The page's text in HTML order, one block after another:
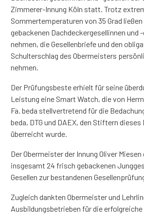
Zimmerer-Innung Köln statt. Trotz
Sommertemperaturen von 35 Grad
gebackenen Dachdeckergesellinnen und
nehmen, die Gesellenbriefe und den
Schulterschlag des Obermeisters
nehmen.
Der Prüfungsbeste erhielt für seine
Leistung eine Smart Watch, die von
Fa. beda stellvertretend für die
beda, DTG und DAEX, den Stiftern
überreicht wurde.
Der Obermeister der Innung Oliver
insgesamt 24 frisch gebackenen
Gesellen zur bestandenen
Zugleich dankten Obermeister und
Ausbildungsbetrieben für die